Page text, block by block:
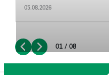
05.08.2026
01 / 08